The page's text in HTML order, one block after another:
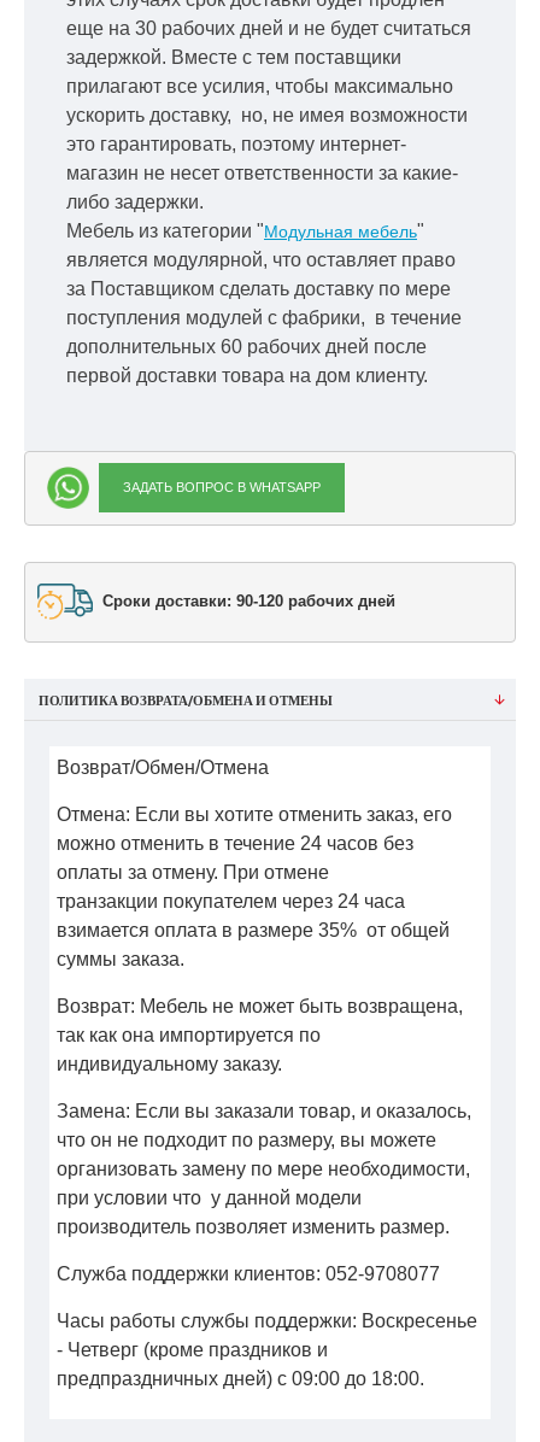
еще на 30 рабочих дней и не будет считаться
задержкой. Вместе с тем поставщики
прилагают все усилия, чтобы максимально
ускорить доставку, но, не имея возможности
это гарантировать, поэтому интернет-
магазин не несет ответственности за какие-
либо задержки.
Мебель из категории "Модульная мебель"
является модулярной, что оставляет право
за Поставщиком сделать доставку по мере
поступления модулей с фабрики, в течение
дополнительных 60 рабочих дней после
первой доставки товара на дом клиенту.
ЗАДАТЬ ВОПРОС В WHATSAPP
Сроки доставки: 90-120 рабочих дней
ПОЛИТИКА ВОЗВРАТА/ОБМЕНА И ОТМЕНЫ
Возврат/Обмен/Отмена
Отмена: Если вы хотите отменить заказ, его
можно отменить в течение 24 часов без
оплаты за отмену. При отмене
транзакции покупателем через 24 часа
взимается оплата в размере 35% от общей
суммы заказа.
Возврат: Мебель не может быть возвращена,
так как она импортируется по
индивидуальному заказу.
Замена: Если вы заказали товар, и оказалось,
что он не подходит по размеру, вы можете
организовать замену по мере необходимости,
при условии что у данной модели
производитель позволяет изменить размер.
Служба поддержки клиентов: 052-9708077
Часы работы службы поддержки: Воскресенье
- Четверг (кроме праздников и
предпраздничных дней) с 09:00 до 18:00.